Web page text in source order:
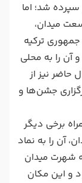
شد؛ اما
میدان،
ترکیه
را به محلی
حاضر نیز از
جشن‌ها و
برخی دیگر
آن را به نماد
شهرت میدان
و این مکان